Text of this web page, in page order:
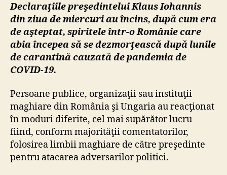
Declaraţiile preşedintelui Klaus Iohannis
din ziua de miercuri au încins, după cum era
de aşteptat, spiritele într-o Românie care
abia începea să se dezmorţească după lunile
de carantină cauzată de pandemia de
COVID-19.
Persoane publice, organizaţii sau instituţii
maghiare din România şi Ungaria au reacţionat
în moduri diferite, cel mai supărător lucru
fiind, conform majorităţii comentatorilor,
folosirea limbii maghiare de către preşedinte
pentru atacarea adversarilor politici.